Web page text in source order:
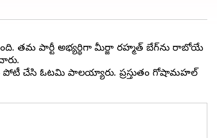
తమ పార్టీ అభ్యర్థిగా మీర్జా రహ్మత్ బేగ్‌ను రాబోయే
పోటీ చేసి ఓటమి పాలయ్యారు. ప్రస్తుతం గోషామహల్